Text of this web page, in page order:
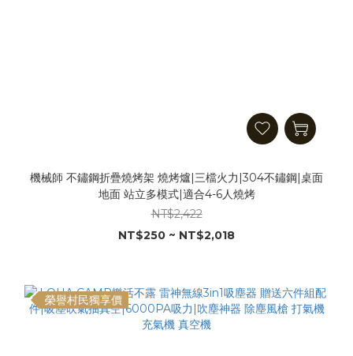
機械師 不鏽鋼折疊燒烤架 燒烤爐|三檔火力|304不鏽鋼|桌面
地面 站立多模式|適合4-6人燒烤
NT$2,422
NT$250 ~ NT$2,018
榮譽村民獨享價